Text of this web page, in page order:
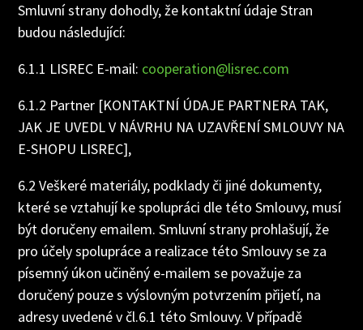
Smluvní strany dohodly, že kontaktní údaje Stran
budou následující:
6.1.1 LISREC E-mail: cooperation@lisrec.com
6.1.2 Partner [KONTAKTNÍ ÚDAJE PARTNERA TAK,
JAK JE UVEDL V NÁVRHU NA UZAVŘENÍ SMLOUVY NA
E-SHOPU LISREC],
6.2 Veškeré materiály, podklady či jiné dokumenty,
které se vztahují ke spolupráci dle této Smlouvy, musí
být doručeny emailem. Smluvní strany prohlašují, že
pro účely spolupráce a realizace této Smlouvy se za
písemný úkon učiněný e-mailem se považuje za
doručený pouze s výslovným potvrzením přijetí, na
adresy uvedené v čl.6.1 této Smlouvy. V případě